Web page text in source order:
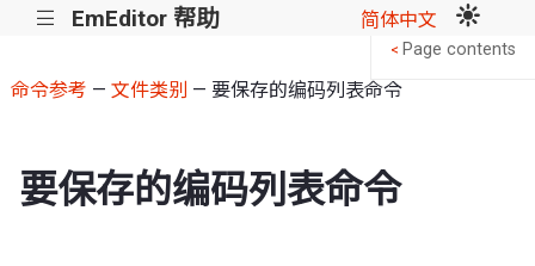
||| EmEditor 帮助 简体中文
命令参考 — 文件类别 — 要保存的编码列表命令
要保存的编码列表命令
< Page contents